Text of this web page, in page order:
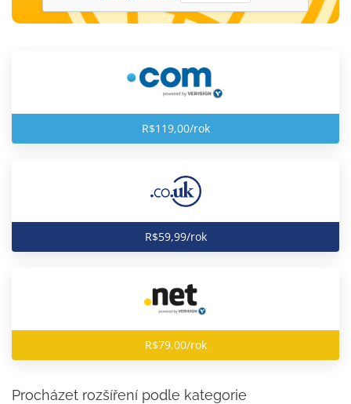
R$119,00/rok
R$59,99/rok
R$79,00/rok
Procházet rozšíření podle kategorie